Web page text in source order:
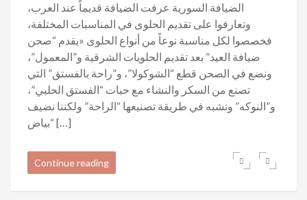
الضيافة السورية عرفت الضيافة قديماً عند العرب،
وتعارفوا على تقديم الحلوى في المناسبات المختلفة،
فخصصوا لكل مناسبة نوعاً من أنواع الحلوى «يقدم “صحن
ضيافة العيد” بعد تقديم الحلويات الشرقية و”المعمول”،
ونضع في الصحن قطع “الشوكولا”، و”راحة بالفستق” التي
تصنع من السكر والنشاء مع حبات “الفستق الحلبي”،
و”النوكه” وتشبه في طريقة تصنيعها “الراحة” ولكننا نضيف
“بياض […]
Continue reading